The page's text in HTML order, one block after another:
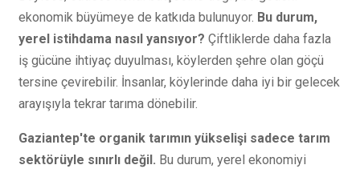
ekonomik büyümeye de katkıda bulunuyor. Bu durum,
yerel istihdama nasıl yansıyor? Çiftliklerde daha fazla
iş gücüne ihtiyaç duyulması, köylerden şehre olan göçü
tersine çevirebilir. İnsanlar, köylerinde daha iyi bir gelecek
arayışıyla tekrar tarıma dönebilir.
Gaziantep'te organik tarımın yükselişi sadece tarım
sektörüyle sınırlı değil. Bu durum, yerel ekonomiyi